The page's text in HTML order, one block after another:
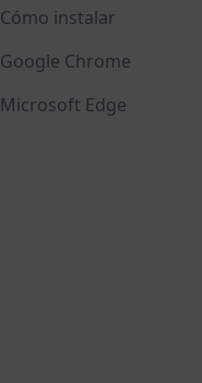
Cómo instalar
Google Chrome
Microsoft Edge